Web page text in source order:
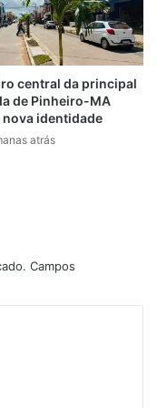
rua fechou
cedo. Dois
da capital
ser
dentro dos
central da principal
de Pinheiro-MA
nova identidade
atrás
Campos